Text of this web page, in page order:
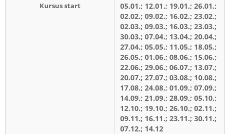
Kursus start
05.01.; 12.01.; 19.01.; 26.01.;
02.02.; 09.02.; 16.02.; 23.02.;
02.03.; 09.03.; 16.03.; 23.03.;
30.03.; 07.04.; 13.04.; 20.04.;
27.04.; 05.05.; 11.05.; 18.05.;
26.05.; 01.06.; 08.06.; 15.06.;
22.06.; 29.06.; 06.07.; 13.07.;
20.07.; 27.07.; 03.08.; 10.08.;
17.08.; 24.08.; 01.09.; 07.09.;
14.09.; 21.09.; 28.09.; 05.10.;
12.10.; 19.10.; 26.10.; 02.11.;
09.11.; 16.11.; 23.11.; 30.11.;
07.12.; 14.12